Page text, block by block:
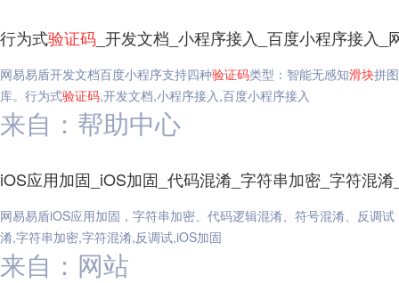
行为式验证码 _开发文档_小程序接入_百度小程序接入_
网易易盾开发文档百度小程序支持四种验证码类型：智能无感知滑块拼
库。行为式验证码,开发文档,小程序接入,百度小程序接入
来自：帮助中心
iOS应用加固_iOS加固_代码混淆_字符串加密_字符混
网易易盾iOS应用加固，字符串加密、代码逻辑混淆、符号混淆、反调试
淆,字符串加密,字符混淆,反调试,iOS加固
来自：网站